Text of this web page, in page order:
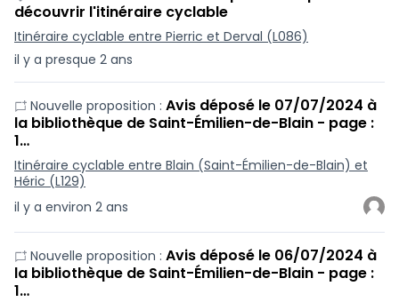
il y a presque 2 ans
découvrir l'itinéraire cyclable
Itinéraire cyclable entre Pierric et Derval (L086)
il y a environ 2 ans
Nouvelle proposition : Avis déposé le 07/07/2024 à
la bibliothèque de Saint-Émilien-de-Blain - page :
1…
Itinéraire cyclable entre Blain (Saint-Émilien-de-Blain) et
Héric (L129)
Nouvelle proposition : Avis déposé le 06/07/2024 à
la bibliothèque de Saint-Émilien-de-Blain - page :
1…